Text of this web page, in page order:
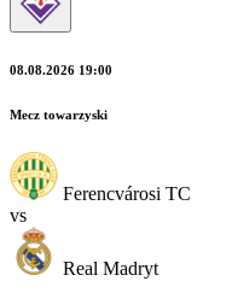
08.08.2026 19:00
Mecz towarzyski
Ferencvárosi TC
vs
Real Madryt